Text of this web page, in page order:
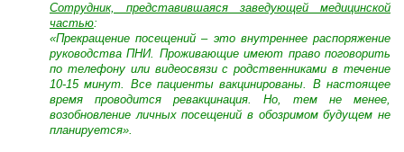
Сотрудник, представившаяся заведующей медицинской
частью:
«Прекращение посещений – это внутреннее распоряжение
руководства ПНИ. Проживающие имеют право поговорить
по телефону или видеосвязи с родственниками в течение
10-15 минут. Все пациенты вакцинированы. В настоящее
время проводится ревакцинация. Но, тем не менее,
возобновление личных посещений в обозримом будущем не
планируется».